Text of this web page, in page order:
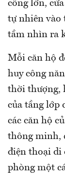
công lớn,
tự nhiên vào
tầm nhìn ra
Mỗi căn hộ
huy công
thời thượng,
của tầng lớp
các căn hộ
thông minh,
điện thoại di
phòng một